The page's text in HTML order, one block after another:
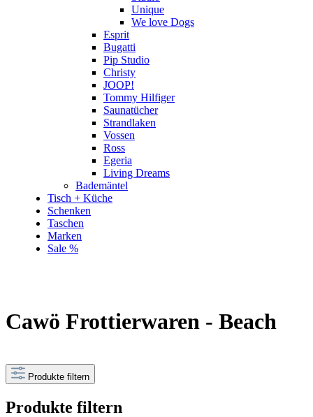
Unique
We love Dogs
Esprit
Bugatti
Pip Studio
Christy
JOOP!
Tommy Hilfiger
Saunatücher
Strandlaken
Vossen
Ross
Egeria
Living Dreams
Bademäntel
Tisch + Küche
Schenken
Taschen
Marken
Sale %
Cawö Frottierwaren - Beach
Produkte filtern
Produkte filtern